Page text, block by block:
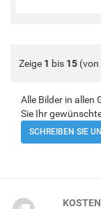
Zeige 1 bis 15 (von
Alle Bilder in allen
Sie Ihr
SCHREIBEN SIE